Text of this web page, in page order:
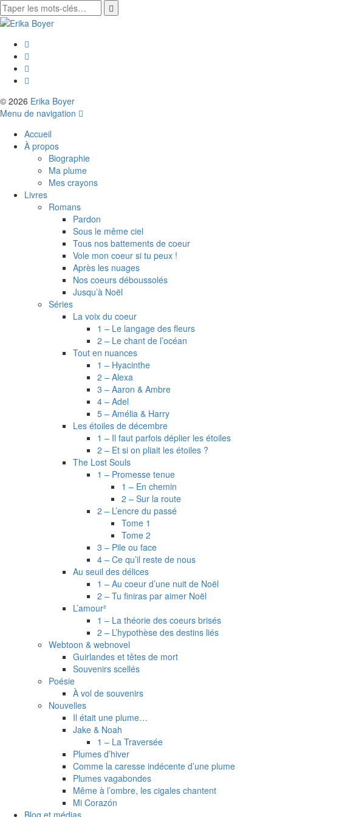
© 2026 Erika Boyer
Menu de navigation
Accueil
À propos
Biographie
Ma plume
Mes crayons
Livres
Romans
Pardon
Sous le même ciel
Tous nos battements de coeur
Vole mon coeur si tu peux !
Après les nuages
Nos coeurs déboussolés
Jusqu’à Noël
Séries
La voix du coeur
1 – Le langage des fleurs
2 – Le chant de l’océan
Tout en nuances
1 – Hyacinthe
2 – Alexa
3 – Aaron & Ambre
4 – Adel
5 – Amélia & Harry
Les étoiles de décembre
1 – Il faut parfois déplier les étoiles
2 – Et si on pliait les étoiles ?
The Lost Souls
1 – Promesse tenue
1 – En chemin
2 – Sur la route
2 – L’encre du passé
Tome 1
Tome 2
3 – Pile ou face
4 – Ce qu’il reste de nous
Au seuil des délices
1 – Au coeur d’une nuit de Noël
2 – Tu finiras par aimer Noël
L’amour²
1 – La théorie des coeurs brisés
2 – L’hypothèse des destins liés
Webtoon & webnovel
Guirlandes et têtes de mort
Souvenirs scellés
Poésie
À vol de souvenirs
Nouvelles
Il était une plume…
Jake & Noah
1 – La Traversée
Plumes d’hiver
Comme la caresse indécente d’une plume
Plumes vagabondes
Même à l’ombre, les cigales chantent
Mi Corazón